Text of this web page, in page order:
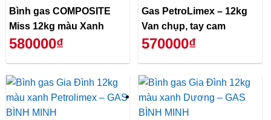
Bình gas COMPOSITE
Miss 12kg màu Xanh
580000₫
Gas PetroLimex – 12kg
Van chụp, tay cam
570000₫